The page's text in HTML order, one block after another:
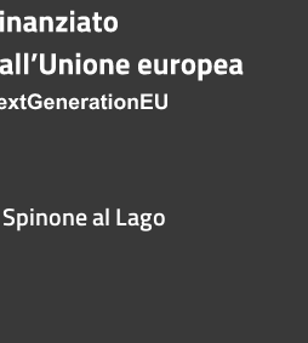
al Lago